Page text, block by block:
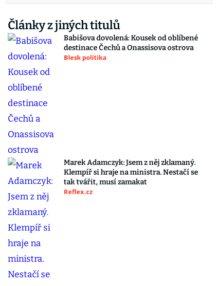
Články z jiných titulů
Babišova dovolená: Kousek od oblíbené
destinace Čechů a Onassisova ostrova
Blesk politika
Marek Adamczyk: Jsem z něj zklamaný.
Klempíř si hraje na ministra. Nestačí se
tak tvářit, musí zamakat
Reflex.cz